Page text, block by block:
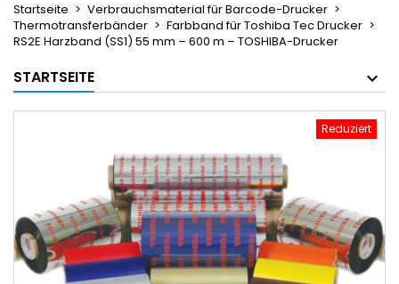
Startseite
Verbrauchsmaterial für Barcode-Drucker
Thermotransferbänder
Farbband für Toshiba Tec Drucker
RS2E Harzband (SS1) 55 mm – 600 m – TOSHIBA-Drucker
STARTSEITE
Reduziert